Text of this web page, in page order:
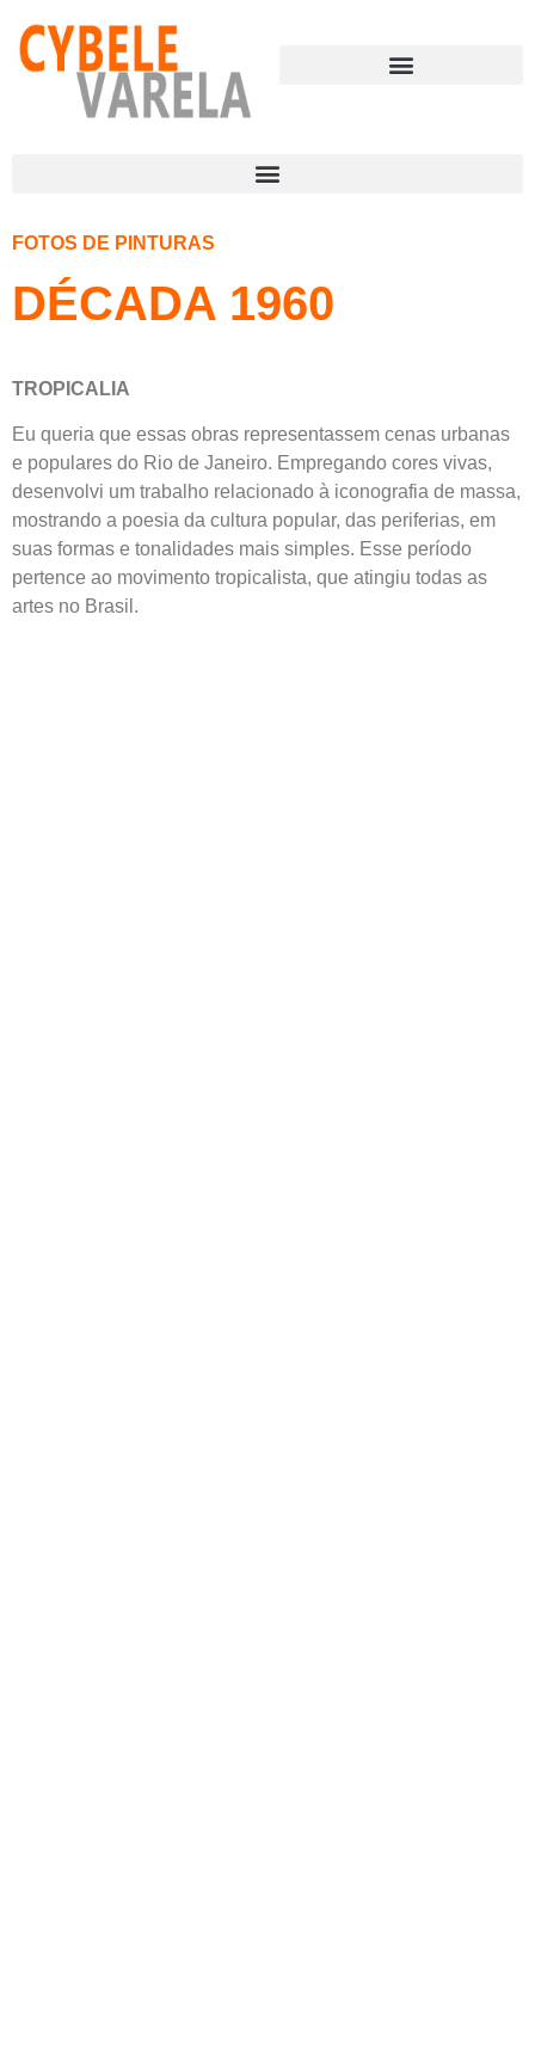
FOTOS DE PINTURAS
DÉCADA 1960
TROPICALIA
Eu queria que essas obras representassem cenas urbanas
e populares do Rio de Janeiro. Empregando cores vivas,
desenvolvi um trabalho relacionado à iconografia de massa,
mostrando a poesia da cultura popular, das periferias, em
suas formas e tonalidades mais simples. Esse período
pertence ao movimento tropicalista, que atingiu todas as
artes no Brasil.